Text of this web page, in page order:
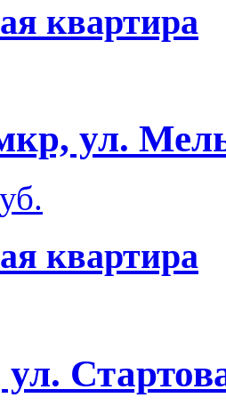
квартира
ул.
квартира
ул.